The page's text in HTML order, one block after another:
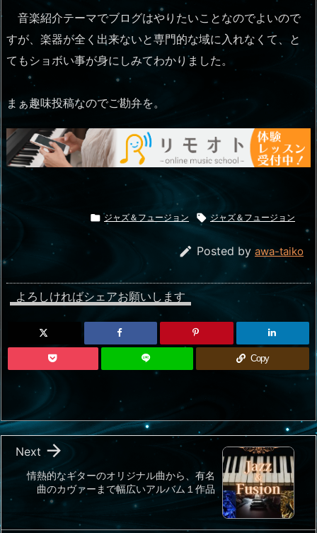
音楽紹介テーマでブログはやりたいことなのでよいので
すが、楽器が全く出来ないと専門的な域に入れなくて、と
てもショボい事が身にしみてわかりました。
まぁ趣味投稿なのでご勘弁を。
 ジャズ＆フュージョン  ジャズ＆フュージョン
 Posted by awa-taiko
よろしければシェアお願いします
Copy
情熱的なギターのオリジナル曲から、有名
曲のカヴァーまで幅広いアルバム１作品

Next